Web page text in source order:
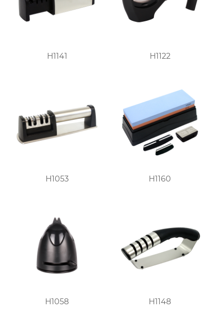
H1141 H1122
H1053 H1160
H1058 H1148